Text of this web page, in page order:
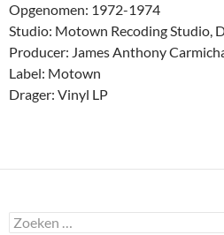
Opgenomen: 1972-1974
Studio: Motown Recoding Studio,
Producer: James Anthony
Label: Motown
Drager: Vinyl LP
Zoeken